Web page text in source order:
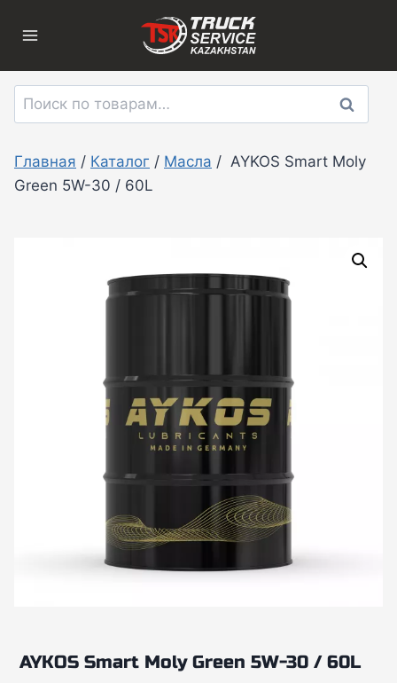
Искать: Поиск
Главная / Каталог / Масла / AYKOS Smart Moly
Green 5W-30 / 60L
AYKOS Smart Moly Green 5W-30 / 60L